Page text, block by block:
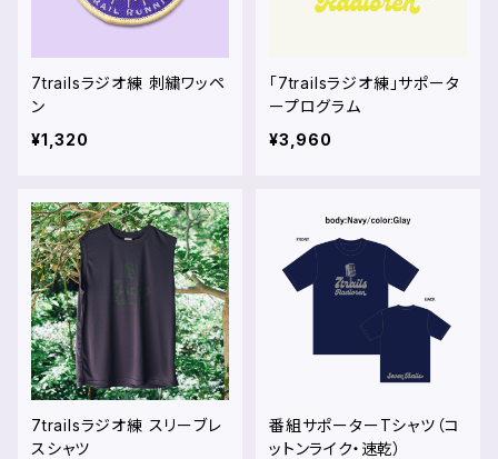
7trailsラジオ練 刺繍ワッペ
ン
¥1,320
「7trailsラジオ練」サポータ
ープログラム
¥3,960
7trailsラジオ練 スリーブレ
スシャツ
番組サポーターTシャツ（コ
ットンライク・速乾）